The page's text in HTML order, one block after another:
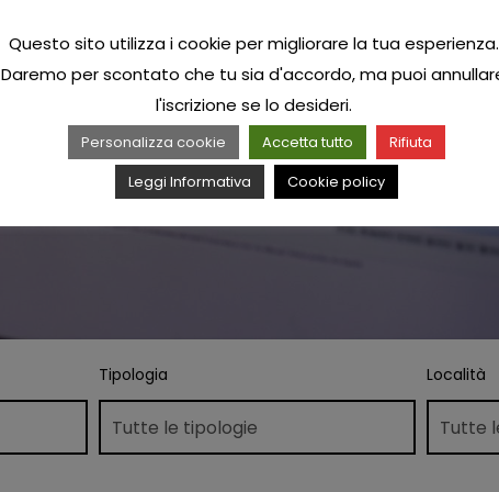
Tipologia Località
Questo sito utilizza i cookie per migliorare la tua esperienza.
Daremo per scontato che tu sia d'accordo, ma puoi
l'iscrizione se lo desideri.
Personalizza cookie Accetta tutto
Rifiuta
Leggi Informativa
Cookie policy